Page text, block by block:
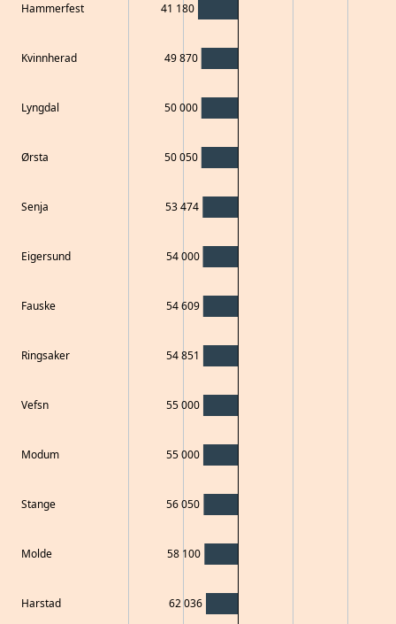
Hammerfest
Kvinnherad
Lyngdal
Ørsta
Senja
Eigersund
Fauske
Ringsaker
Vefsn
Modum
Stange
Molde
Harstad
41 180
49 870
50 000
50 050
53 474
54 000
54 609
54 851
55 000
55 000
56 050
58 100
62 036